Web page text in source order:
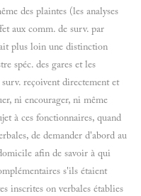
des plaintes (les analyses
aux comm. de surv. par
plus loin une distinction
spéc. des gares et les
reçoivent directement et
ni encourager, ni même
à ces fonctionnaires, quand
de demander d'abord au
afin de savoir à qui
s'ils étaient
inscrites on verbales établies